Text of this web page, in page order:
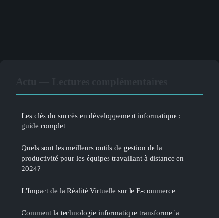
Les clés du succès en développement informatique :
guide complet
Quels sont les meilleurs outils de gestion de la
productivité pour les équipes travaillant à distance en
2024?
L'Impact de la Réalité Virtuelle sur le E-commerce
Comment la technologie informatique transforme la